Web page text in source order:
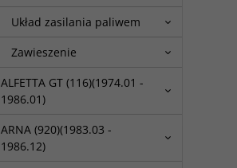
Układ zasilania paliwem
Zawieszenie
ALFETTA GT (116)(1974.01 -
1986.01)
ARNA (920)(1983.03 -
1986.12)